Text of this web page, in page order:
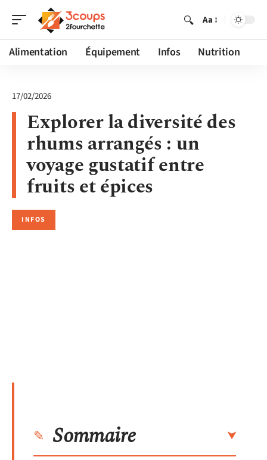
Aa
Alimentation Équipement Infos Nutrition
17/02/2026
Explorer la diversité des
rhums arrangés : un
voyage gustatif entre
fruits et épices
INFOS
Sommaire